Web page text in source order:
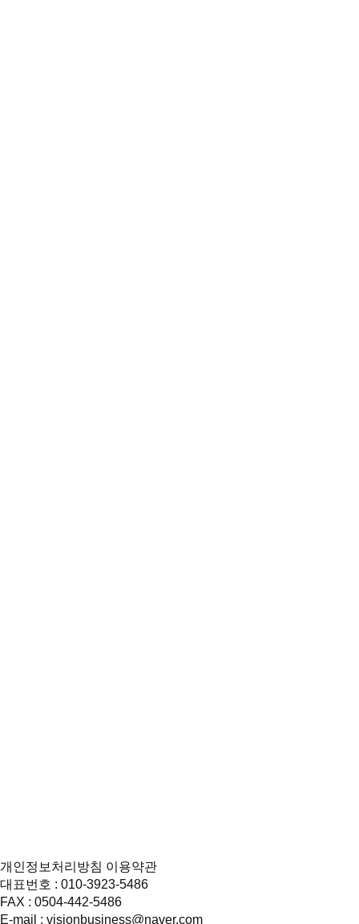
개인정보처리방침 이용약관
대표번호 : 010-3923-5486
FAX : 0504-442-5486
E-mail : visionbusiness@naver.com